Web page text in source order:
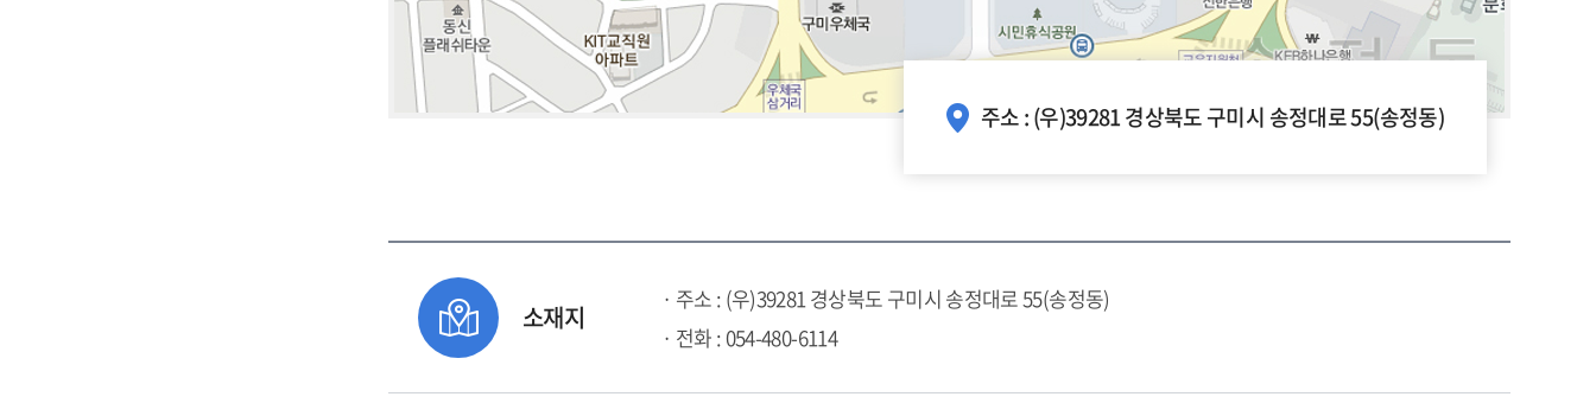
주소 : (우)39281 경상북도 구미시 송정대로 55(송정동)
소재지
· 주소 : (우)39281 경상북도 구미시 송정대로 55(송정동)
· 전화 : 054-480-6114